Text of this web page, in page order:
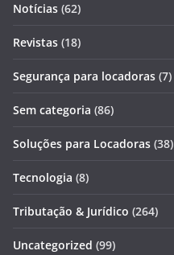
Notícias (62)
Revistas (18)
Segurança para locadoras (7)
Sem categoria (86)
Soluções para Locadoras (38)
Tecnologia (8)
Tributação & Jurídico (264)
Uncategorized (99)